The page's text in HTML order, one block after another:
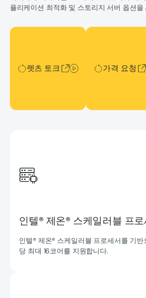
플리케이션 최적화 및 스토리지 서버 옵션을
렛츠 토크
렛츠 토크
가격 요청
가격 요청
인텔® 제온® 스케일러블 프로
인텔® 제온® 스케일러블 프로세서를 기
당 최대 16코어를 지원합니다.